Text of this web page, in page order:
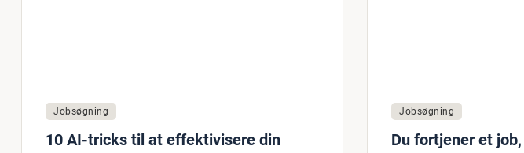
Jobsøgning
10 AI-tricks til at effektivisere din
Jobsøgning
Du fortjener et